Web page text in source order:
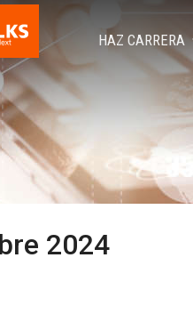
HAZ CARRERA
2024